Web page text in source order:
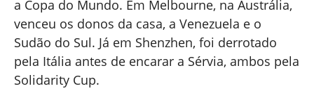
a Copa do Mundo. Em Melbourne, na Austrália,
venceu os donos da casa, a Venezuela e o
Sudão do Sul. Já em Shenzhen, foi derrotado
pela Itália antes de encarar a Sérvia, ambos pela
Solidarity Cup.